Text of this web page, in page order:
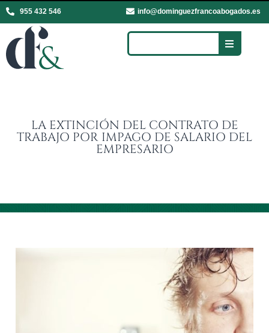
955 432 546 info@dominguezfrancoabogados.es
LA EXTINCIÓN DEL CONTRATO DE
TRABAJO POR IMPAGO DE SALARIO DEL
EMPRESARIO